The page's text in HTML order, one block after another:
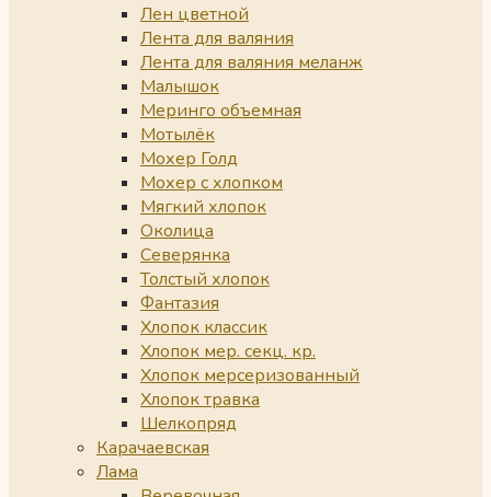
Лен цветной
Лента для валяния
Лента для валяния меланж
Малышок
Меринго объемная
Мотылёк
Мохер Голд
Мохер с хлопком
Мягкий хлопок
Околица
Северянка
Толстый хлопок
Фантазия
Хлопок классик
Хлопок мер. секц. кр.
Хлопок мерсеризованный
Хлопок травка
Шелкопряд
Карачаевская
Лама